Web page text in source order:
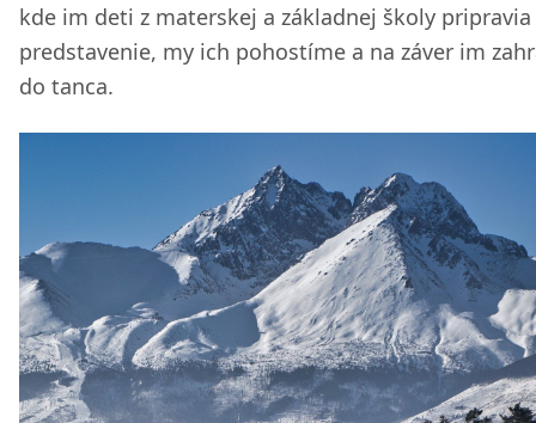
kde im deti z materskej a základnej školy
predstavenie, my ich pohostíme a na záver im
do tanca.